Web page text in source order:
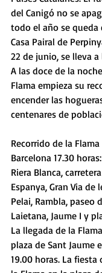
del Canigó no se
todo el año se queda
Casa Pairal de
22 de junio, se lleva
A las doce de la
Flama empieza su
encender las
centenares de
Recorrido de la
Barcelona 17.30
Riera Blanca,
Espanya, Gran Via de
Pelai, Rambla, paseo
Laietana, Jaume I y
La llegada de la
plaza de Sant Jaume
19.00 horas. La